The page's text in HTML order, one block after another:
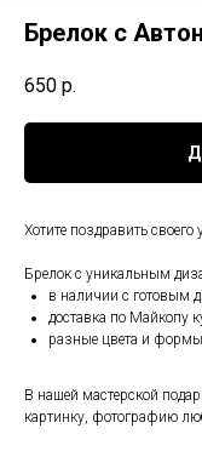
Брелок с
650 р.
Хотите поздравить своего
Брелок с уникальным
в наличии с готовым
доставка по Майкопу
разные цвета и формы
В нашей мастерской
картинку, фотографию